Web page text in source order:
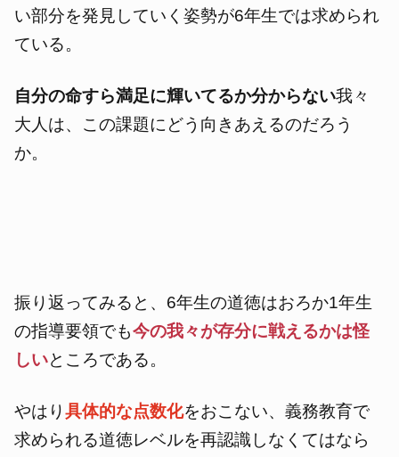
い部分を発見していく姿勢が6年生では求められ
ている。
自分の命すら満足に輝いてるか分からない我々
大人は、この課題にどう向きあえるのだろう
か。
振り返ってみると、6年生の道徳はおろか1年生
の指導要領でも今の我々が存分に戦えるかは怪
しいところである。
やはり具体的な点数化をおこない、義務教育で
求められる道徳レベルを再認識しなくてはなら